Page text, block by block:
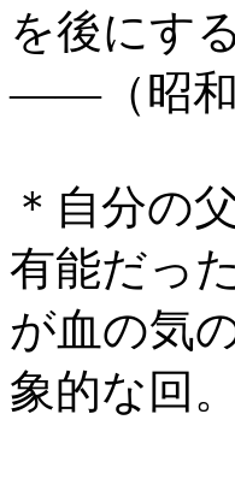
を後にす
――（昭和
＊自分の
有能だっ
が血の気
象的な回。